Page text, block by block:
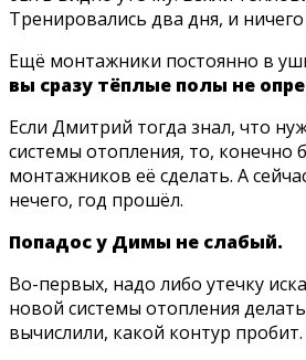
Тренировались два дня, и
Ещё монтажники постоянно в
вы сразу тёплые полы не
Если Дмитрий тогда знал, что
системы отопления, то, конечно
монтажников её сделать. А
нечего, год прошёл.
Попадос у Димы не слабый.
Во-первых, надо либо утечку
новой системы отопления
вычислили, какой контур пробит.